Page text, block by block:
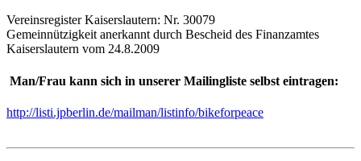
Vereinsregister Kaiserslautern: Nr. 30079
Gemeinnützigkeit anerkannt durch Bescheid des Finanzamtes
Kaiserslautern vom 24.8.2009
Man/Frau kann sich in unserer Mailingliste selbst eintragen:
http://listi.jpberlin.de/mailman/listinfo/bikeforpeace